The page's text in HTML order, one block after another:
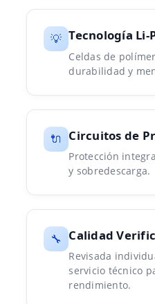
💡 Tecnología Li-
Celdas de
durabilidad y
🔌 Circuitos de
Protección
y sobredescarga.
🔧 Calidad
Revisada
servicio técnico
rendimiento.